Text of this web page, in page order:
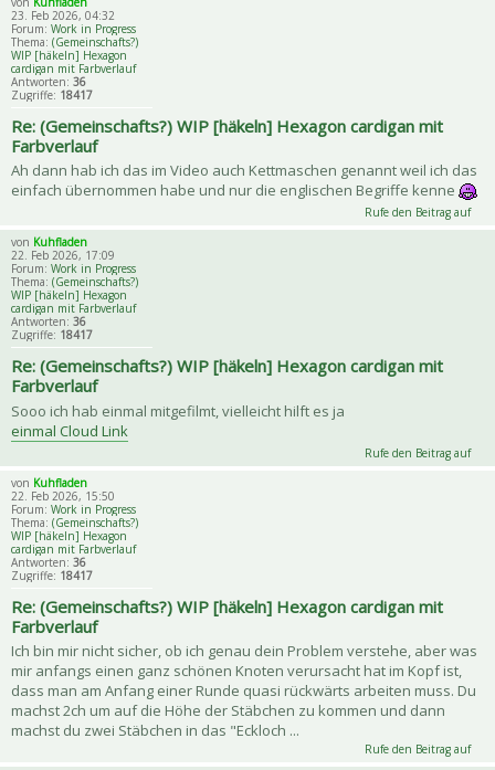
23. Feb 2026, 04:32
Forum: Work in Progress
Thema: (Gemeinschafts?)
WIP [häkeln] Hexagon
cardigan mit Farbverlauf
Antworten: 36
Zugriffe: 18417
Re: (Gemeinschafts?) WIP [häkeln] Hexagon cardigan mit
Farbverlauf
Ah dann hab ich das im Video auch Kettmaschen genannt weil ich das
einfach übernommen habe und nur die englischen Begriffe kenne
Rufe den Beitrag auf
von Kuhfladen
22. Feb 2026, 17:09
Forum: Work in Progress
Thema: (Gemeinschafts?)
WIP [häkeln] Hexagon
cardigan mit Farbverlauf
Antworten: 36
Zugriffe: 18417
Re: (Gemeinschafts?) WIP [häkeln] Hexagon cardigan mit
Farbverlauf
Sooo ich hab einmal mitgefilmt, vielleicht hilft es ja
einmal Cloud Link
Rufe den Beitrag auf
von Kuhfladen
22. Feb 2026, 15:50
Forum: Work in Progress
Thema: (Gemeinschafts?)
WIP [häkeln] Hexagon
cardigan mit Farbverlauf
Antworten: 36
Zugriffe: 18417
Re: (Gemeinschafts?) WIP [häkeln] Hexagon cardigan mit
Farbverlauf
Ich bin mir nicht sicher, ob ich genau dein Problem verstehe, aber was
mir anfangs einen ganz schönen Knoten verursacht hat im Kopf ist,
dass man am Anfang einer Runde quasi rückwärts arbeiten muss. Du
machst 2ch um auf die Höhe der Stäbchen zu kommen und dann
machst du zwei Stäbchen in das "Eckloch ...
Rufe den Beitrag auf